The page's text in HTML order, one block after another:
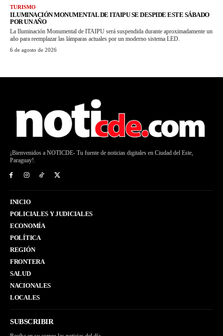
TURISMO
ILUMINACIÓN MONUMENTAL DE ITAIPU SE DESPIDE ESTE SÁBADO
POR UN AÑO
La Iluminación Monumental de ITAIPU será suspendida durante aproximadamente un
año para reemplazar las lámparas actuales por un moderno sistema LED.
6 de agosto de 2026
¡Bienvenidos a NOTICDE- Tu fuente de noticias digitales en Ciudad del Este,
Paraguay!.
INICIO
POLICIALES Y JUDICIALES
ECONOMÍA
POLÍTICA
REGIÓN
FRONTERA
SALUD
NACIONALES
LOCALES
SUBSCRIBIR